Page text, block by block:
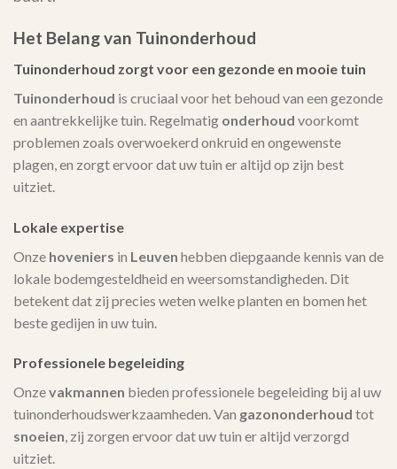
Het Belang van Tuinonderhoud
Tuinonderhoud zorgt voor een gezonde en mooie tuin
Tuinonderhoud is cruciaal voor het behoud van een gezonde
en aantrekkelijke tuin. Regelmatig onderhoud voorkomt
problemen zoals overwoekerd onkruid en ongewenste
plagen, en zorgt ervoor dat uw tuin er altijd op zijn best
uitziet.
Lokale expertise
Onze hoveniers in Leuven hebben diepgaande kennis van de
lokale bodemgesteldheid en weersomstandigheden. Dit
betekent dat zij precies weten welke planten en bomen het
beste gedijen in uw tuin.
Professionele begeleiding
Onzevakmannen bieden professionele begeleiding bij al uw
tuinonderhoudswerkzaamheden. Van gazononderhoud tot
snoeien, zij zorgen ervoor dat uw tuin er altijd verzorgd
uitziet.